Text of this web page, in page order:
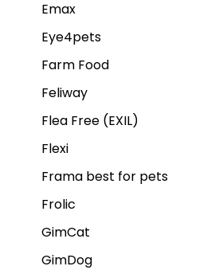
Emax
Eye4pets
Farm Food
Feliway
Flea Free (EXIL)
Flexi
Frama best for pets
Frolic
GimCat
GimDog